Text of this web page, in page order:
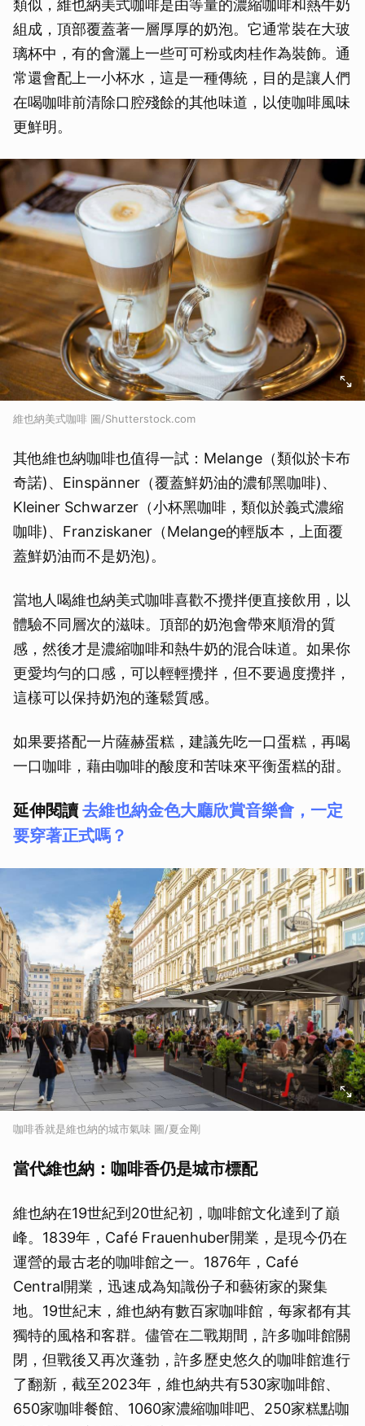
類似，維也納美式咖啡是由等量的濃縮咖啡和熱牛奶
組成，頂部覆蓋著一層厚厚的奶泡。它通常裝在大玻
璃杯中，有的會灑上一些可可粉或肉桂作為裝飾。通
常還會配上一小杯水，這是一種傳統，目的是讓人們
在喝咖啡前清除口腔殘餘的其他味道，以使咖啡風味
更鮮明。
維也納美式咖啡 圖/Shutterstock.com
其他維也納咖啡也值得一試：Melange（類似於卡布
奇諾)、Einspänner（覆蓋鮮奶油的濃郁黑咖啡)、
Kleiner Schwarzer（小杯黑咖啡，類似於義式濃縮
咖啡)、Franziskaner（Melange的輕版本，上面覆
蓋鮮奶油而不是奶泡)。
當地人喝維也納美式咖啡喜歡不攪拌便直接飲用，以
體驗不同層次的滋味。頂部的奶泡會帶來順滑的質
感，然後才是濃縮咖啡和熱牛奶的混合味道。如果你
更愛均勻的口感，可以輕輕攪拌，但不要過度攪拌，
這樣可以保持奶泡的蓬鬆質感。
如果要搭配一片薩赫蛋糕，建議先吃一口蛋糕，再喝
一口咖啡，藉由咖啡的酸度和苦味來平衡蛋糕的甜。
延伸閱讀去維也納金色大廳欣賞音樂會，一定
要穿著正式嗎？
咖啡香就是維也納的城市氣味 圖/夏金剛
當代維也納：咖啡香仍是城市標配
維也納在19世紀到20世紀初，咖啡館文化達到了巔
峰。1839年，Café Frauenhuber開業，是現今仍在
運營的最古老的咖啡館之一。1876年，Café
Central開業，迅速成為知識份子和藝術家的聚集
地。19世紀末，維也納有數百家咖啡館，每家都有其
獨特的風格和客群。儘管在二戰期間，許多咖啡館關
閉，但戰後又再次蓬勃，許多歷史悠久的咖啡館進行
了翻新，截至2023年，維也納共有530家咖啡館、
650家咖啡餐館、1060家濃縮咖啡吧、250家糕點咖
取消